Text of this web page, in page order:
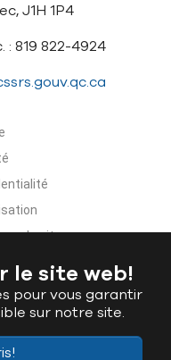
le site web!
pour vous garantir
sur notre site.
J1H 1P4
: 819 822-4924
sur le site
Québec